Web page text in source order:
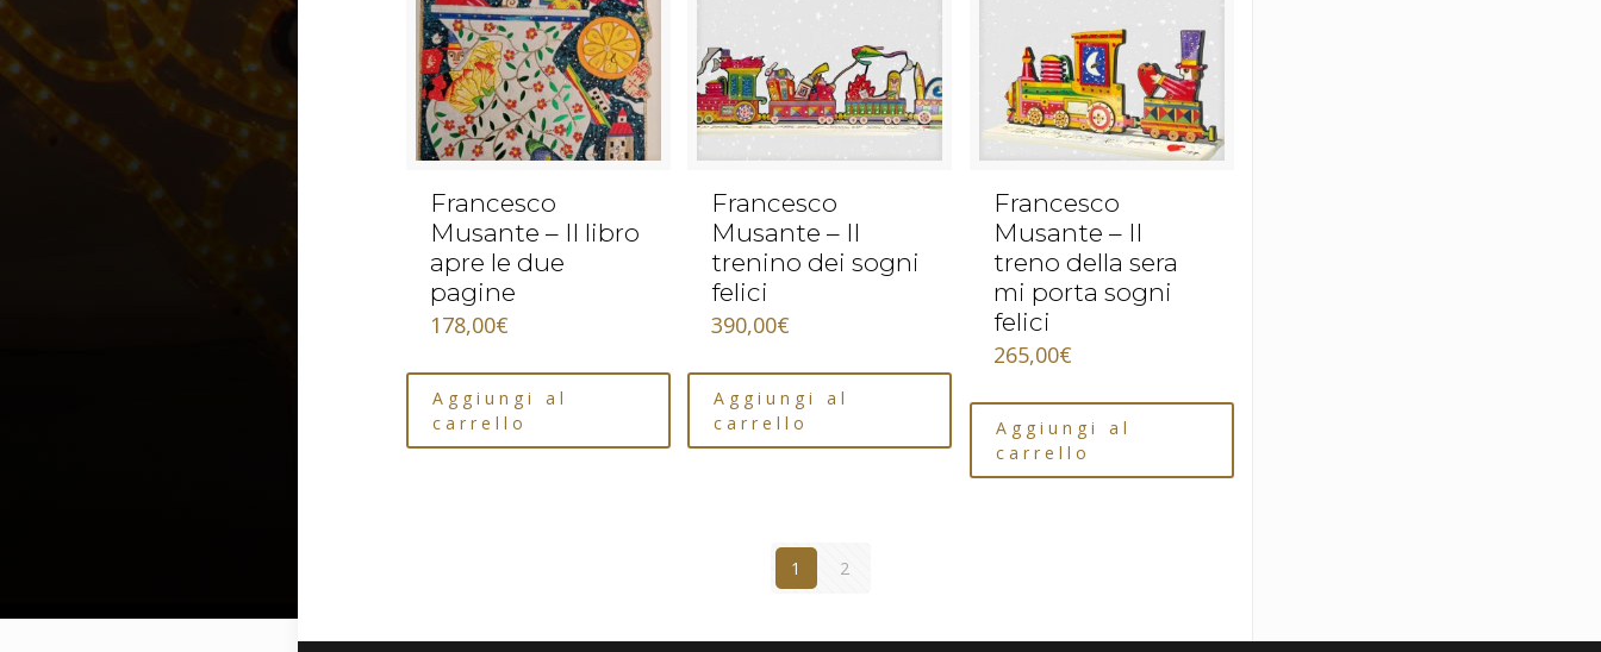
Francesco
Musante – Il libro
apre le due
pagine
178,00€
Aggiungi al
carrello
Francesco
Musante – Il
trenino dei sogni
felici
390,00€
Aggiungi al
carrello
Francesco
Musante – Il
treno della sera
mi porta sogni
felici
265,00€
Aggiungi al
carrello
1 2